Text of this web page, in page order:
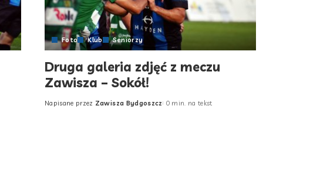
Foto Klub Seniorzy
Druga galeria zdjęć z meczu
Zawisza – Sokół!
Posted
Napisane przez Zawisza Bydgoszcz 0 min. na tekst